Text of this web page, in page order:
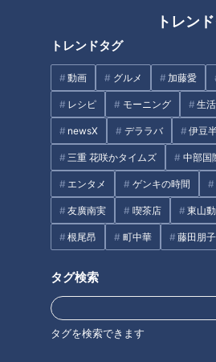
トレン
トレンドタグ
動画 グルメ 加藤愛
レシピ モーニング 生活
newsX デララバ 伊豆
三重 花咲かタイムズ 中部国
エンタメ ゲンキの時間
友廣南実 喫茶店 東山
根尾昂 町中華 藤田朋子
タグ検索
タグを検索できます
グルメ チャント！
番組紹介
チャント！
食べなきゃ損する！愛されフー
海3県にとことん寄り添う新しい報道・
後3:49～5:50放送（金曜は午後4:50～